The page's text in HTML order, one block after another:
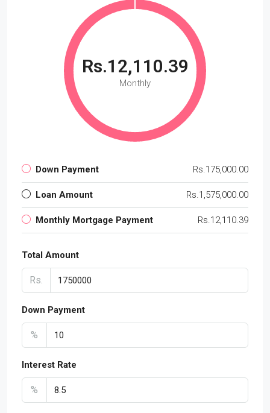
Rs.12,110.39
Monthly
Down Payment Rs.175,000.00
Loan Amount Rs.1,575,000.00
Monthly Mortgage Payment Rs.12,110.39
Total Amount
Rs.
Down Payment
%
Interest Rate
%